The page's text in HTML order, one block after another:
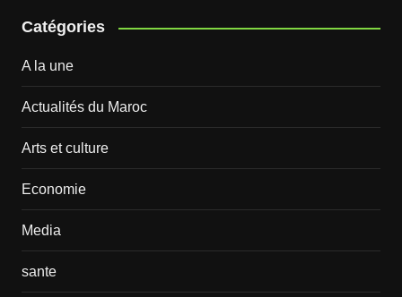
Catégories
A la une
Actualités du Maroc
Arts et culture
Economie
Media
sante